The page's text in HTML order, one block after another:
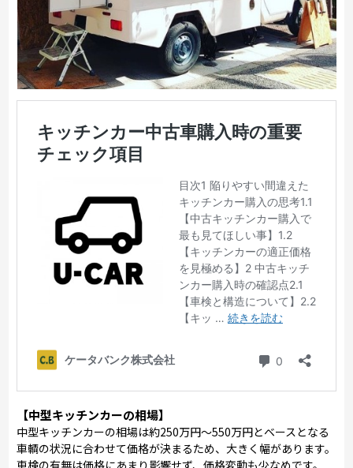
【中型キッチンカーの相場】
中型キッチンカーの相場は約250万円～550万円とベースとなる
車輌の状況に合わせて価格が決まるため、大きく幅があります。
車検の有無は価格にあまり影響せず、価格変動も少なめです。